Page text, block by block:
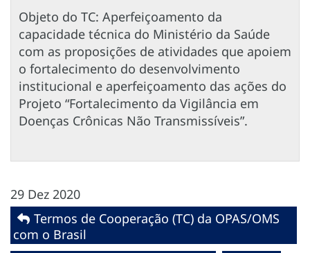
Objeto do TC: Aperfeiçoamento da
capacidade técnica do Ministério da Saúde
com as proposições de atividades que apoiem
o fortalecimento do desenvolvimento
institucional e aperfeiçoamento das ações do
Projeto “Fortalecimento da Vigilância em
Doenças Crônicas Não Transmissíveis”.
29 Dez 2020
Termos de Cooperação (TC) da OPAS/OMS
com o Brasil